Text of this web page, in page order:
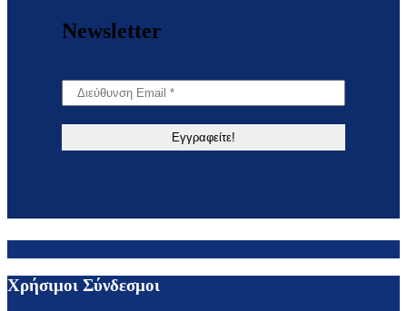
Newsletter
Χρήσιμοι Σύνδεσμοι